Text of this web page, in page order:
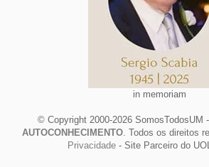
in memoriam
© Copyright 2000-2026 SomosTodosUM
AUTOCONHECIMENTO. Todos os direitos
Privacidade - Site Parceiro do